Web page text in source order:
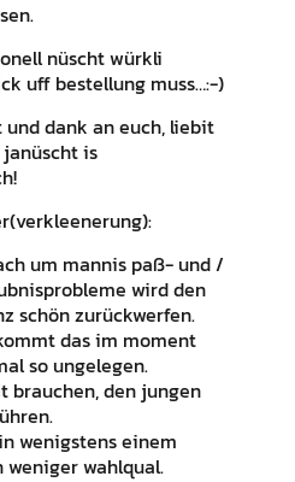
nüscht würkli
uff bestellung muss…:-)
dank an euch, liebit
is
um mannis paß- und /
wird den
schön zurückwerfen.
das im moment
so ungelegen.
brauchen, den jungen
wenigstens einem
wahlqual.